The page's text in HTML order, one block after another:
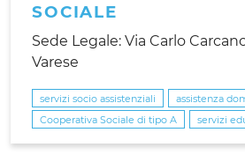
SOCIALE
Sede Legale: Via Carlo
Varese
servizi socio assistenziali
assistenza
Cooperativa Sociale di tipo A
servizi